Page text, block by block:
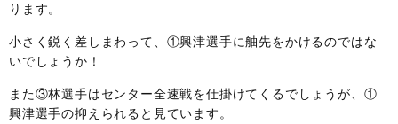
ります。
小さく鋭く差しまわって、①興津選手に舳先をかけるのではな
いでしょうか！
また③林選手はセンター全速戦を仕掛けてくるでしょうが、①
興津選手の抑えられると見ています。